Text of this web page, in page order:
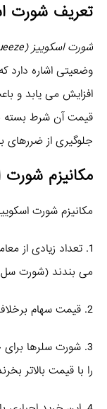
تعریف شورت
شورت اسکوییز (Short Squeeze)
وضعیتی اشاره دارد
افزایش می‌ یابد و
قیمت آن شرط بسته
جلوگیری از ضررهای
مکانیزم شورت
مکانیزم شورت
1. تعداد زیادی از
می‌ بندند (شورت
2. قیمت سهام برخلاف انتظار آن‌ ها شروع به افزایش می‌ کند.
3. شورت سلرها
را با قیمت بالاتر